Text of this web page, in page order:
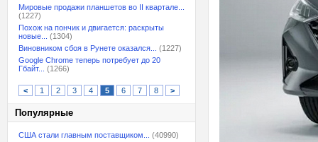
Мировые продажи планшетов во II квартале...
(1227)
Похож на пончик и двигается: раскрыты
новые...
(1304)
Виновником сбоя в Рунете оказался...
(1227)
Google Chrome теперь потребует до 20
Гбайт...
(1266)
< 1 2 3 4 5 6 7 8 >
Популярные
США стали главным поставщиком...
(40990)